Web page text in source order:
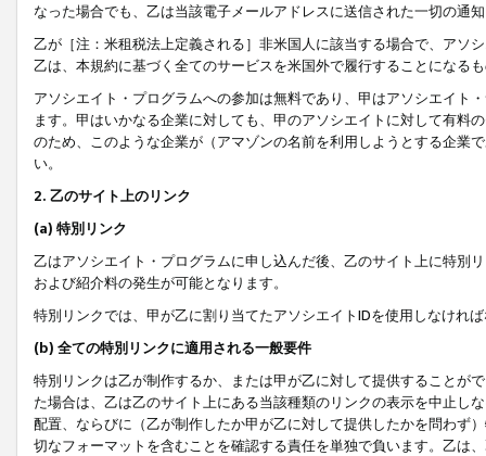
なった場合でも、乙は当該電子メールアドレスに送信された一切の通
乙が［注：米租税法上定義される］非米国人に該当する場合で、アソ
乙は、本規約に基づく全てのサービスを米国外で履行することになる
アソシエイト・プログラムへの参加は無料であり、甲はアソシエイト
ます。甲はいかなる企業に対しても、甲のアソシエイトに対して有料
のため、このような企業が（アマゾンの名前を利用しようとする企業
い。
2. 乙のサイト上のリンク
(a) 特別リンク
乙はアソシエイト・プログラムに申し込んだ後、乙のサイト上に特別
および紹介料の発生が可能となります。
特別リンクでは、甲が乙に割り当てたアソシエイトIDを使用しなけれ
(b) 全ての特別リンクに適用される一般要件
特別リンクは乙が制作するか、または甲が乙に対して提供することが
た場合は、乙は乙のサイト上にある当該種類のリンクの表示を中止し
配置、ならびに（乙が制作したか甲が乙に対して提供したかを問わず
切なフォーマットを含むことを確認する責任を単独で負います。乙は